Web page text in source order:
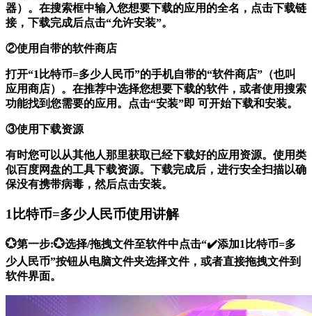
器）。在搜索框中输入您想要下载的应用的全名，点击下载链
接，下载完成后点击“允许安装”。
②使用自带的软件商店
打开“1比特币=多少人民币”的手机自带的“软件商店”（也叫
应用商店）。在推荐中选择您想要下载的软件，或者使用搜索
功能找到您需要的应用。点击“安装”即 可开始下载和安装。
③使用下载资源
有时您可以从其他人那里获取已经下载好的应用资源。使用类
似百度网盘的工具下载资源。下载完成后，进行安全扫描以确
保没有携带病毒，然后点击安装。
1比特币=多少人民币使用讲解
💮第一步:💮选择/拖拽文件至软件中点击“✔️添加1比特币=多
少人民币”按钮从电脑文件夹选择文件，或者直接拖拽文件到
软件界面。